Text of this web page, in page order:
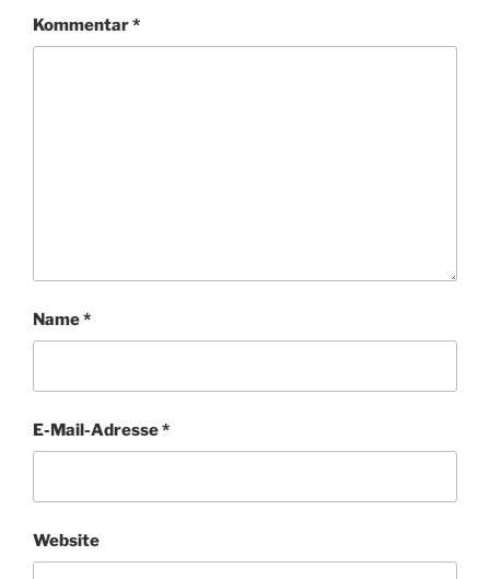
Kommentar*
Name*
E-Mail-Adresse*
Website